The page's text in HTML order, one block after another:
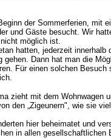
der Sommerferien, mit
und Gäste besucht. Wir
möglich ist.
hatten, jederzeit innerhalb
Dann hat man die
Für einen solchen Besuch
zieht mit dem Wohnwagen
den „Zigeunern", wie sie
hier beheimatet und
in allen gesellschaftlichen